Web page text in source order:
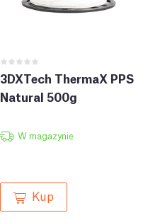
3DXTech ThermaX PPS
Natural 500g
W magazynie
Kup